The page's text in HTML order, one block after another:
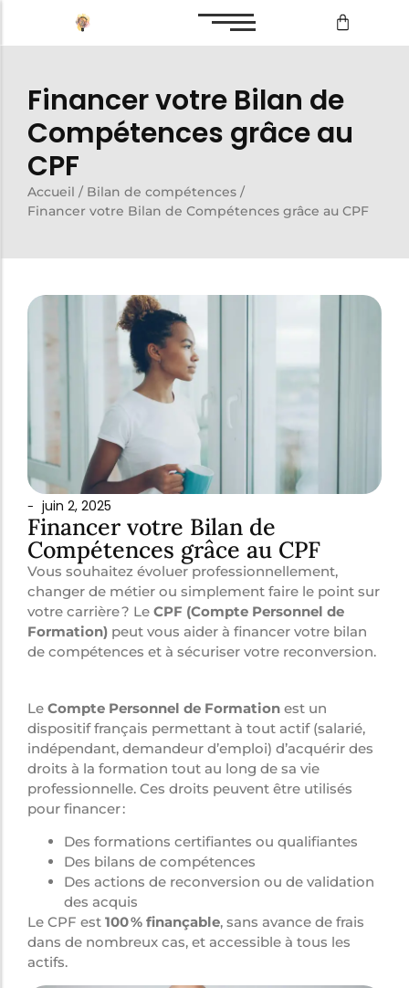
Bilan de compétences
Bilan de compétences
Reconversion professionnelle
Financer votre Bilan de
Compétences grâce au
CPF
Accueil / Bilan de compétences /
Financer votre Bilan de Compétences grâce au CPF
- juin 2, 2025
Financer votre Bilan de
Compétences grâce au CPF
Vous souhaitez évoluer professionnellement,
changer de métier ou simplement faire le point sur
votre carrière ? Le CPF (Compte Personnel de
Formation) peut vous aider à financer votre bilan
de compétences et à sécuriser votre reconversion.
Le Compte Personnel de Formation est un
dispositif français permettant à tout actif (salarié,
indépendant, demandeur d’emploi) d’acquérir des
droits à la formation tout au long de sa vie
professionnelle. Ces droits peuvent être utilisés
pour financer :
Des formations certifiantes ou qualifiantes
Des bilans de compétences
Des actions de reconversion ou de validation
des acquis
Le CPF est 100 % finançable, sans avance de frais
dans de nombreux cas, et accessible à tous les
actifs.